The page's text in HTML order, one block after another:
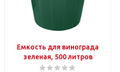
Емкость для винограда
зеленая, 500 литров